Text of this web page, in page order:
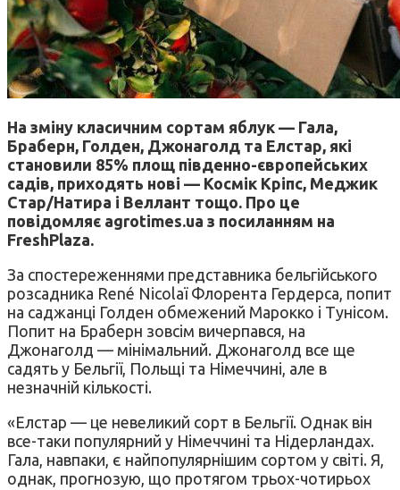
На зміну класичним сортам яблук — Гала,
Браберн, Голден, Джонаголд та Елстар, які
становили 85% площ південно-європейських
садів, приходять нові — Космік Кріпс, Меджик
Стар/Натира і Веллант тощо. Про це
повідомляє agrotimes.ua з посиланням на
FreshPlaza.
За спостереженнями представника бельгійського
розсадника René Nicolaï Флорента Гердерса, попит
на саджанці Голден обмежений Марокко і Тунісом.
Попит на Браберн зовсім вичерпався, на
Джонаголд — мінімальний. Джонаголд все ще
садять у Бельгії, Польщі та Німеччині, але в
незначній кількості.
«Елстар — це невеликий сорт в Бельгії. Однак він
все-таки популярний у Німеччині та Нідерландах.
Гала, навпаки, є найпопулярнішим сортом у світі. Я,
однак, прогнозую, що протягом трьох-чотирьох